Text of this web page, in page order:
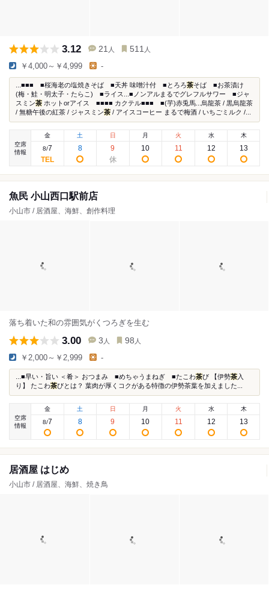
3.12 21 人 511 人
￥4,000～￥4,999 -
...■■■ ■桜海老の塩焼きそば ■天丼 味噌汁付 ■とろろ茶そば ■お茶漬け
(梅・鮭・明太子・たらこ) ■ライス...■ノンアルまるでグレフルサワー ■ジャ
スミン茶 ホットorアイス ■■■■ カクテル■■■ ■(芋)赤兎馬...烏龍茶 / 黒烏龍茶
/ 無糖午後の紅茶 / ジャスミン茶 / アイスコーヒー まるで梅酒 / いちごミルク /...
空席
情報
金
8/7
土
8
日
9
月
10
火
11
水
12
木
13
魚民 小山西口駅前店
小山市 / 居酒屋、海鮮、創作料理
落ち着いた和の雰囲気がくつろぎを生む
3.00 3 人 98 人
￥2,000～￥2,999 -
...■早い・旨い ＜肴＞ おつまみ ■めちゃうまねぎ ■たこわ茶び 【伊勢茶入
り】 たこわ茶びとは？ 葉肉が厚くコクがある特徴の伊勢茶葉を加えました...
空席
情報
金
8/7
土
8
日
9
月
10
火
11
水
12
木
13
居酒屋 はじめ
小山市 / 居酒屋、海鮮、焼き鳥